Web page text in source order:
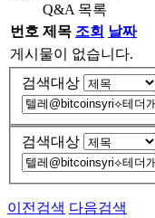
Q&A 목록
번호 제목 조회 날짜
게시물이 없습니다.
검색대상
검색대상
이전검색 다음검색